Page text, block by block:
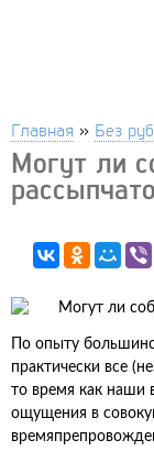
Главная » Без
Могут ли
По опыту
практически все
то время как наши
ощущения в